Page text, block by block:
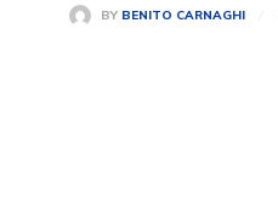
BY BENITO CARNAGHI